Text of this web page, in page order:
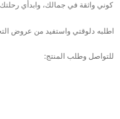
كوني واثقة في جمالك، وابدأي
اطلبه دلوقتي واستفيد من عروض
للتواصل وطلب المنتج: